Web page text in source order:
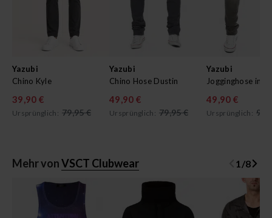
Yazubi
Chino Kyle
39,90 €
Ursprünglich: 79,95 €
Yazubi
Chino Hose Dustin
49,90 €
Ursprünglich: 79,95 €
Yazubi
49,90 €
Ursprünglich:
Mehr vonVSCT Clubwear 1 /8